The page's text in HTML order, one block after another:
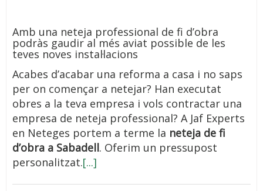
Amb una neteja professional de fi d’obra
podràs gaudir al més aviat possible de les
teves noves instal·lacions
Acabes d’acabar una reforma a casa i no saps
per on començar a netejar? Han executat
obres a la teva empresa i vols contractar una
empresa de neteja professional? A Jaf Experts
en Neteges portem a terme la neteja de fi
d’obra a Sabadell. Oferim un pressupost
personalitzat.[...]